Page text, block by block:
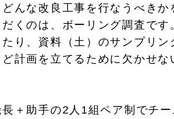
んな改良工事を行なうべきか
くのは、ボーリング調査です
り、資料（土）のサンプリン
計画を立てるために欠かせな
＋助手の2人1組ペア制でチー